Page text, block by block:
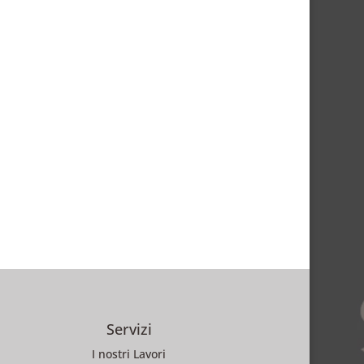
Servizi
I nostri Lavori